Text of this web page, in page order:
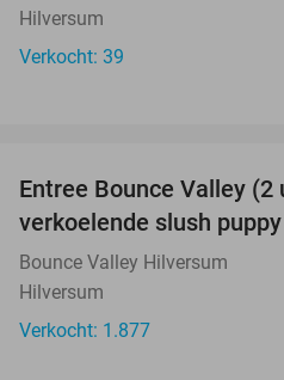
Hilversum
Verkocht: 39
Entree Bounce Valley (2
verkoelende slush puppy
Bounce Valley Hilversum
Hilversum
Verkocht: 1.877